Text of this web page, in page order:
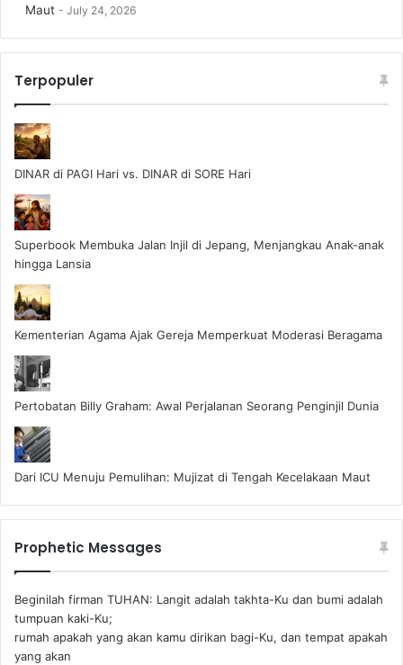
Maut
July 24, 2026
Terpopuler
DINAR di PAGI Hari vs. DINAR di SORE Hari
Superbook Membuka Jalan Injil di Jepang, Menjangkau Anak-anak
hingga Lansia
Kementerian Agama Ajak Gereja Memperkuat Moderasi Beragama
Pertobatan Billy Graham: Awal Perjalanan Seorang Penginjil Dunia
Dari ICU Menuju Pemulihan: Mujizat di Tengah Kecelakaan Maut
Prophetic Messages
Beginilah firman TUHAN: Langit adalah takhta-Ku dan bumi adalah
tumpuan kaki-Ku;
rumah apakah yang akan kamu dirikan bagi-Ku, dan tempat apakah
yang akan